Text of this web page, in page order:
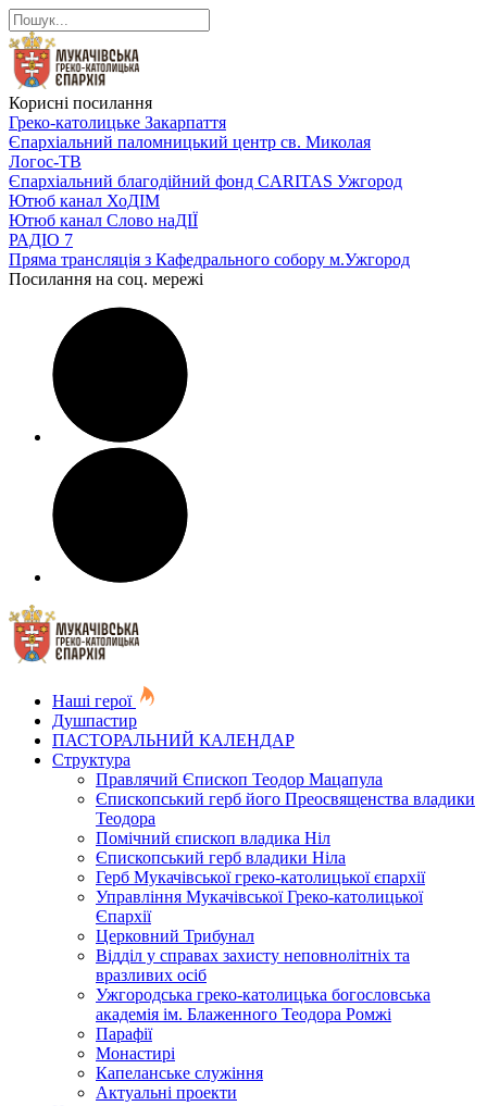
Корисні посилання
Греко-католицьке Закарпаття
Єпархіальний паломницький центр св. Миколая
Логос-ТВ
Єпархіальний благодійний фонд CARITAS Ужгород
Ютюб канал ХоДІМ
Ютюб канал Слово наДІЇ
РАДІО 7
Пряма трансляція з Кафедрального собору м.Ужгород
Посилання на соц. мережі
Наші герої
Душпастир
ПАСТОРАЛЬНИЙ КАЛЕНДАР
Структура
Правлячий Єпископ Теодор Мацапула
Єпископський герб його Преосвященства владики
Теодора
Помічний єпископ владика Ніл
Єпископський герб владики Ніла
Герб Мукачівської греко-католицької єпархії
Управління Мукачівської Греко-католицької
Єпархії
Церковний Трибунал
Відділ у справах захисту неповнолітніх та
вразливих осіб
Ужгородська греко-католицька богословська
академія ім. Блаженного Теодора Ромжі
Парафії
Монастирі
Капеланське служіння
Актуальні проекти